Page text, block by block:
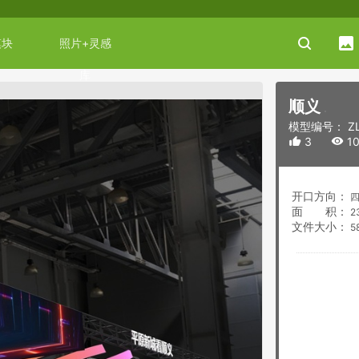
照片+灵感 

顺义
模型编号：
 3 
开口方向：
面 积：
文件大小：